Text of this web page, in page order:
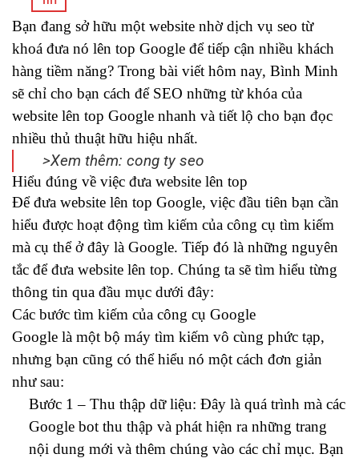
Bạn đang sở hữu một website nhờ dịch vụ seo từ
khoá đưa nó lên top Google để tiếp cận nhiều khách
hàng tiềm năng? Trong bài viết hôm nay, Bình Minh
sẽ chỉ cho bạn cách để SEO những từ khóa của
website lên top Google nhanh và tiết lộ cho bạn đọc
nhiều thủ thuật hữu hiệu nhất.
>Xem thêm: cong ty seo
Hiểu đúng về việc đưa website lên top
Để đưa website lên top Google, việc đầu tiên bạn cần
hiểu được hoạt động tìm kiếm của công cụ tìm kiếm
mà cụ thể ở đây là Google. Tiếp đó là những nguyên
tắc để đưa website lên top. Chúng ta sẽ tìm hiểu từng
thông tin qua đầu mục dưới đây:
Các bước tìm kiếm của công cụ Google
Google là một bộ máy tìm kiếm vô cùng phức tạp,
nhưng bạn cũng có thể hiểu nó một cách đơn giản
như sau:
Bước 1 – Thu thập dữ liệu: Đây là quá trình mà các
Google bot thu thập và phát hiện ra những trang
nội dung mới và thêm chúng vào các chỉ mục. Bạn